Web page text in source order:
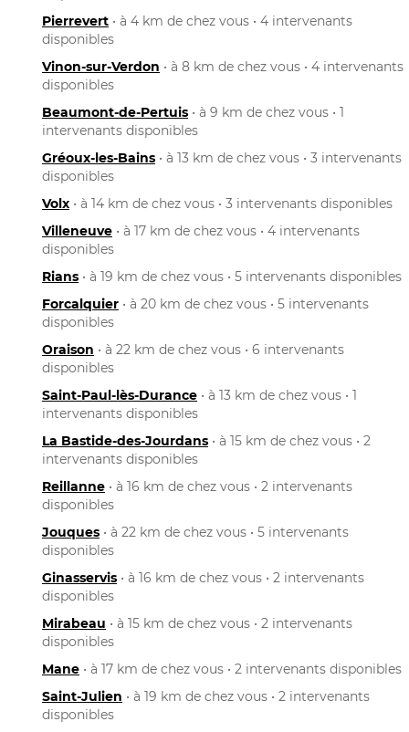
Pierrevert • à 4 km de chez vous • 4 intervenants
disponibles
Vinon-sur-Verdon • à 8 km de chez vous • 4 intervenants
disponibles
Beaumont-de-Pertuis • à 9 km de chez vous • 1
intervenants disponibles
Gréoux-les-Bains • à 13 km de chez vous • 3 intervenants
disponibles
Volx • à 14 km de chez vous • 3 intervenants disponibles
Villeneuve • à 17 km de chez vous • 4 intervenants
disponibles
Rians • à 19 km de chez vous • 5 intervenants disponibles
Forcalquier • à 20 km de chez vous • 5 intervenants
disponibles
Oraison • à 22 km de chez vous • 6 intervenants
disponibles
Saint-Paul-lès-Durance • à 13 km de chez vous • 1
intervenants disponibles
La Bastide-des-Jourdans • à 15 km de chez vous • 2
intervenants disponibles
Reillanne • à 16 km de chez vous • 2 intervenants
disponibles
Jouques • à 22 km de chez vous • 5 intervenants
disponibles
Ginasservis • à 16 km de chez vous • 2 intervenants
disponibles
Mirabeau • à 15 km de chez vous • 2 intervenants
disponibles
Mane • à 17 km de chez vous • 2 intervenants disponibles
Saint-Julien • à 19 km de chez vous • 2 intervenants
disponibles